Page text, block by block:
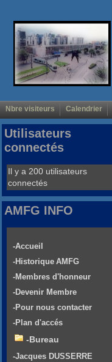
Nbre visiteurs Calendrier
Utilisateurs
connectés
Il y a 200 utilisateurs
connectés
AMFG INFO
-Accueil
-Historique AMFG
-Membres d'honneur
-Devenir Membre
-Pour nous contacter
-Plan d'accés
-Bureau
-Jacques DUSSERRE